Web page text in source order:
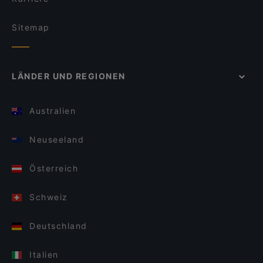
Sitemap
LÄNDER UND REGIONEN
Australien
Neuseeland
Österreich
Schweiz
Deutschland
Italien